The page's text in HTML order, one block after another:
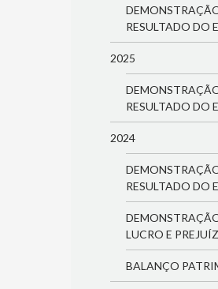
RESULTADO DO
2025
RESULTADO DO
2024
RESULTADO DO
LUCRO E
BALANÇO